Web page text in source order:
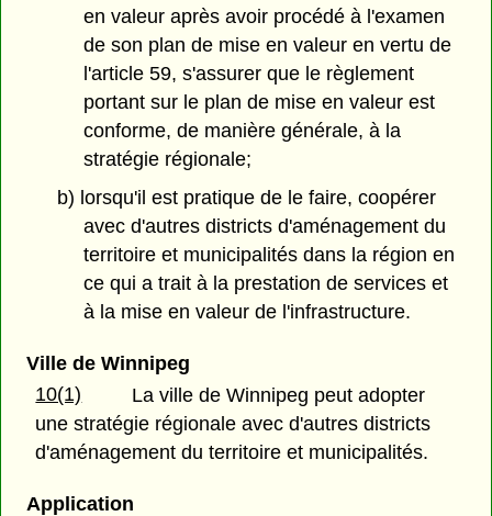
en valeur après avoir procédé à l'examen
de son plan de mise en valeur en vertu de
l'article 59, s'assurer que le règlement
portant sur le plan de mise en valeur est
conforme, de manière générale, à la
stratégie régionale;
b) lorsqu'il est pratique de le faire, coopérer
avec d'autres districts d'aménagement du
territoire et municipalités dans la région en
ce qui a trait à la prestation de services et
à la mise en valeur de l'infrastructure.
Ville de Winnipeg
10(1)
La ville de Winnipeg peut adopter
une stratégie régionale avec d'autres districts
d'aménagement du territoire et municipalités.
Application